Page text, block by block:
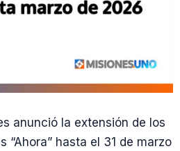
anunció la extensión de los
“Ahora” hasta el 31 de marzo